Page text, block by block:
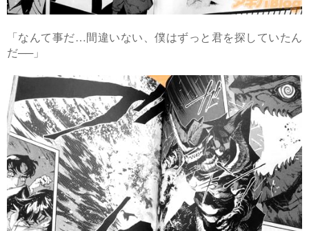
「なんて事だ…間違いない、僕はずっと君を探していたん
だ──」